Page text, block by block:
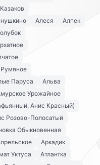
Алеся
Алпек
Румяное
Паруса
Альва
Урожайное
Анис Красный)
Розово-Полосатый
Обыкновенная
Аркадик
Уктуса
Атлантка